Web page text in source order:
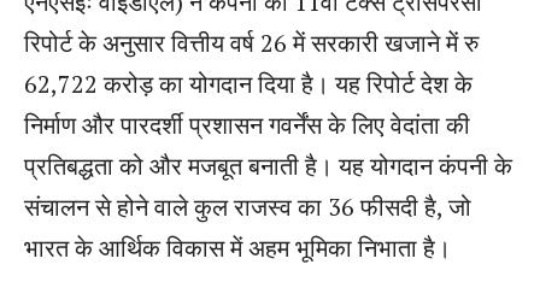
रिपोर्ट के अनुसार वित्तीय वर्ष 26 में सरकारी खजाने में रु
62,722 करोड़ का योगदान दिया है। यह रिपोर्ट देश के
निर्माण और पारदर्शी प्रशासन गवर्नेंस के लिए वेदांता की
प्रतिबद्धता को और मजबूत बनाती है। यह योगदान कंपनी के
संचालन से होने वाले कुल राजस्व का 36 फीसदी है, जो
भारत के आर्थिक विकास में अहम भूमिका निभाता है।